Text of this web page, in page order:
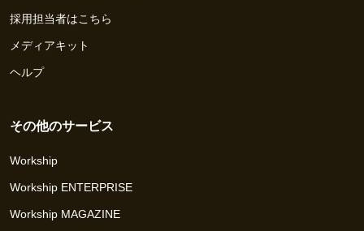
採用担当者はこちら
メディアキット
ヘルプ
その他のサービス
Workship
Workship ENTERPRISE
Workship MAGAZINE